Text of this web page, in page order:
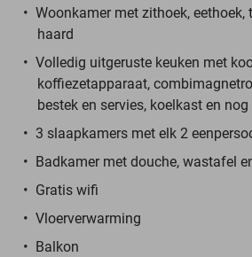
Woonkamer met zithoek, eethoek,
haard
Volledig uitgeruste keuken met
koffiezetapparaat,
bestek en servies, koelkast en nog
3 slaapkamers met elk 2
Badkamer met douche, wastafel
Gratis wifi
Vloerverwarming
Balkon